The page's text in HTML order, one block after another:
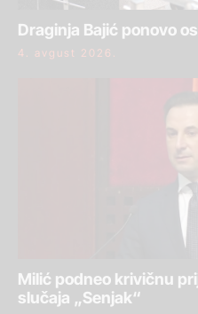
Draginja Bajić ponovo
4. avgust 2026.
Milić podneo krivičnu
slučaja „Senjak“